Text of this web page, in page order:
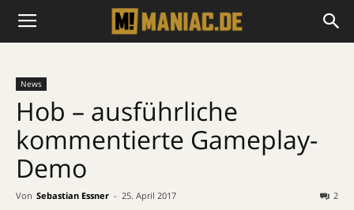
News
Hob – ausführliche
kommentierte Gameplay-
Demo
Von Sebastian Essner - 25. April 2017 2